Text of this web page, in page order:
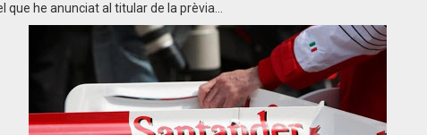
he anunciat al titular de la prèvia…